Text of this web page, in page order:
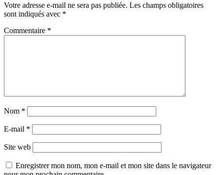
Votre adresse e-mail ne sera pas publiée. Les champs obligatoires
sont indiqués avec *
Commentaire *
Nom *
E-mail *
Site web
Enregistrer mon nom, mon e-mail et mon site dans le navigateur